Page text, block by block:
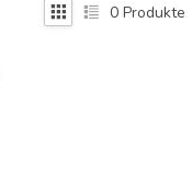
0 Produkte